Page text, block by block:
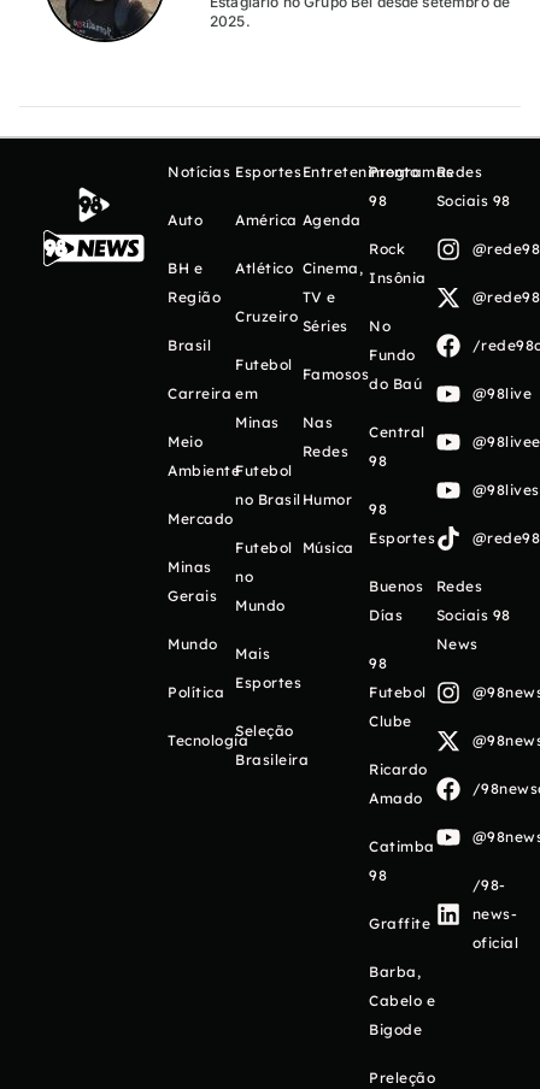
2025.
Notícias
Auto
BH e
Região
Brasil
Carreira
Meio
Ambiente
Mercado
Minas
Gerais
Mundo
Política
Tecnologia
Esportes
América
Atlético
Cruzeiro
Futebol
em
Minas
Futebol
no Brasil
Futebol
no
Mundo
Mais
Esportes
Seleção
Brasileira
Entretenimento
Agenda
Cinema,
TV e
Séries
Famosos
Nas
Redes
Humor
Música
Programas
98
Rock
Insônia
No
Fundo
do Baú
Central
98
98
Esportes
Buenos
Días
98
Futebol
Clube
Ricardo
Amado
Catimba
98
Graffite
Barba,
Cabelo e
Bigode
Preleção
Redes
Sociais 98
/
@98live
Redes
Sociais 98
News
/
/98-
news-
oficial